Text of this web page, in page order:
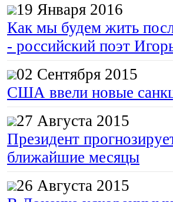
19 Января 2016
Как мы будем жить
- российский поэт
02 Сентября 2015
США ввели новые
27 Августа 2015
Президент
ближайшие месяцы
26 Августа 2015